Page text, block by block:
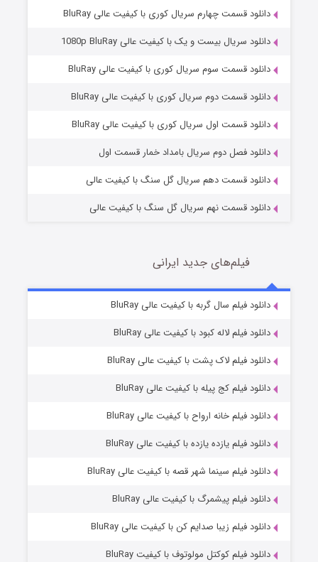
وستی ها
قسمت1 (زیرنویس) منتشر شد
قسمت6 (زیرنویس) منتشر شد
دانلود قسمت چهارم سریال کوری با کیفیت عالی BluRay
دانلود سریال بیست و یک با کیفیت عالی 1080p BluRay
دانلود قسمت سوم سریال کوری با کیفیت عالی BluRay
دانلود قسمت دوم سریال کوری با کیفیت عالی BluRay
دانلود قسمت اول سریال کوری با کیفیت عالی BluRay
دانلود فصل دوم سریال بامداد خمار قسمت اول
دانلود قسمت دهم سریال گل سنگ با کیفیت عالی
دانلود قسمت نهم سریال گل سنگ با کیفیت عالی
فیلم‌های جدید ایرانی
دانلود فیلم سال گربه با کیفیت عالی BluRay
دانلود فیلم لاله کبود با کیفیت عالی BluRay
دانلود فیلم لاک پشت با کیفیت عالی BluRay
دانلود فیلم کج‌ پیله با کیفیت عالی BluRay
دانلود فیلم خانه ارواح با کیفیت عالی BluRay
دانلود فیلم یازده یازده با کیفیت عالی BluRay
دانلود فیلم سینما شهر قصه با کیفیت عالی BluRay
دانلود فیلم پیشمرگ با کیفیت عالی BluRay
دانلود فیلم زیبا صدایم کن با کیفیت عالی BluRay
دانلود فیلم کوکتل مولوتوف با کیفیت BluRay